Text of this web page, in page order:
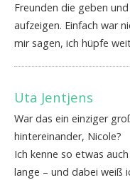
Freunden die geben
aufzeigen. Einfach war
mir sagen, ich hüpfe
Uta Jentjens
War das ein einziger
hintereinander, Nicole?
Ich kenne so etwas
lange – und dabei weiß